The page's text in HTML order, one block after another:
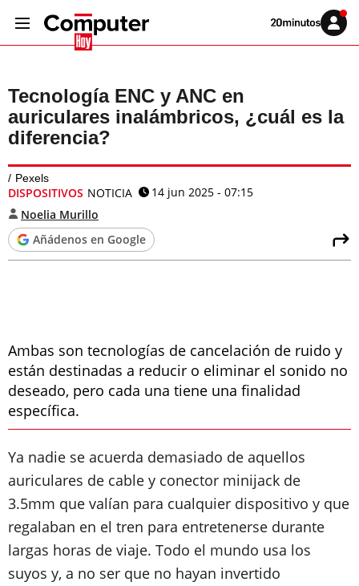
Volver
Iniciar
sesión
Tecnología ENC y ANC en
auriculares inalámbricos, ¿cuál es la
diferencia?
Pexels
DISPOSITIVOS NOTICIA
14 jun 2025 - 07:15
Noelia Murillo
Añádenos en Google
Ambas son tecnologías de cancelación de ruido y
están destinadas a reducir o eliminar el sonido no
deseado, pero cada una tiene una finalidad
específica.
Ya nadie se acuerda demasiado de aquellos
auriculares de cable y conector minijack de
3.5mm que valían para cualquier dispositivo y que
regalaban en el tren para entretenerse durante
largas horas de viaje. Todo el mundo usa los
suyos y, a no ser que no hayan invertido